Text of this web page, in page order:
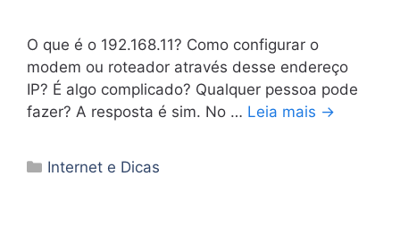
O que é o 192.168.11? Como configurar o
modem ou roteador através desse endereço
IP? É algo complicado? Qualquer pessoa pode
fazer? A resposta é sim. No … Leia mais →
Categorias
Internet e Dicas